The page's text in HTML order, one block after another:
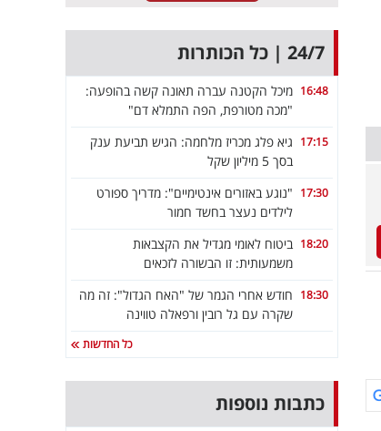
24/7 | כל הכותרות
16:48 מיכל הקטנה עברה תאונה קשה בהופעה:
"מכה מטורפת, הפה התמלא דם"
17:15 גיא פלג מכריז מלחמה: הגיש תביעת ענק
בסך 5 מיליון שקל
17:30 "נוגע באזורים אינטימיים": מדריך ספורט
לילדים נעצר בחשד חמור
18:20 ביטוח לאומי מגדיל את הקצבאות
משמעותית: זו הבשורה לזכאים
18:30 חודש אחרי הגמר של "האח הגדול": זה מה
שקרה עם גל רובין ורפאלה טווינה
כל החדשות
כתבות נוספות